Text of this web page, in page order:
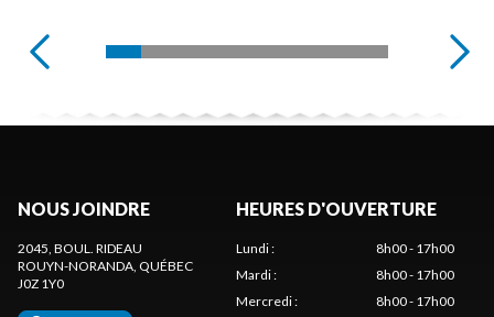
NOUS JOINDRE
2045, BOUL. RIDEAU
ROUYN-NORANDA , QUÉBEC
J0Z 1Y0
HEURES D'OUVERTURE
Lundi:
8h00 - 17h00
Mardi:
8h00 - 17h00
Mercredi:
8h00 - 17h00